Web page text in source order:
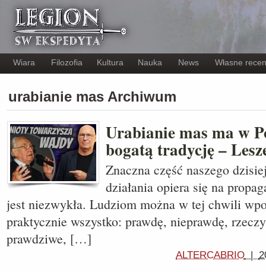
Wiara Filozofia Kultura Nauka News Własne
urabianie mas Archiwum
Urabianie mas ma w
bogatą tradycję –
Znaczna część naszego
działania opiera się na
jest niezwykła. Ludziom można w tej chwili
praktycznie wszystko: prawdę, nieprawdę,
prawdziwe, […]
ALTERCABRIO |